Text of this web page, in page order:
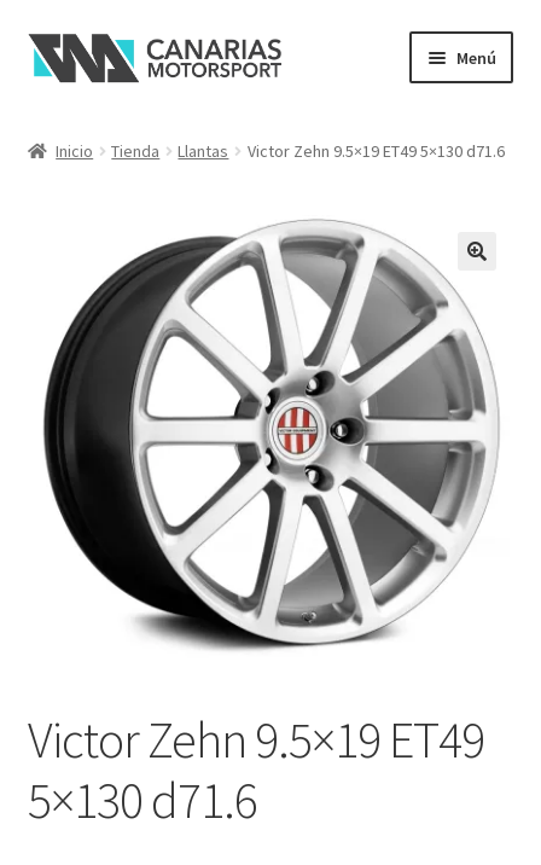
Ir
a
Ir
al
Menú
Inicio Tienda Llantas Victor Zehn 9.5×19 ET49 5×130 d71.6
Victor Zehn 9.5×19 ET49
5×130 d71.6